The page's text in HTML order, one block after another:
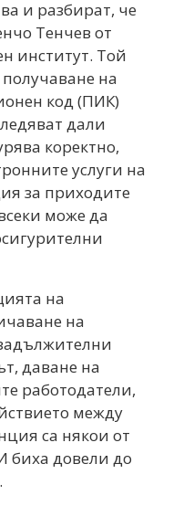
и разбират, че
Тенчев от
институт. Той
на
код (ПИК)
дали
коректно,
услуги на
за приходите
може да
на
на
даване на
работодатели,
между
са някои от
биха довели до